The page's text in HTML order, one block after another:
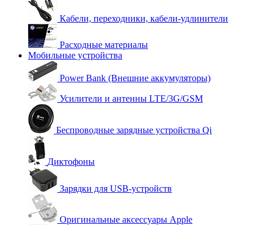
Кабели, переходники, кабели-удлинители
Расходные материалы
Мобильные устройства
Power Bank (Внешние аккумуляторы)
Усилители и антенны LTE/3G/GSM
Беспроводные зарядные устройства Qi
Диктофоны
Зарядки для USB-устройств
Оригинальные аксессуары Apple